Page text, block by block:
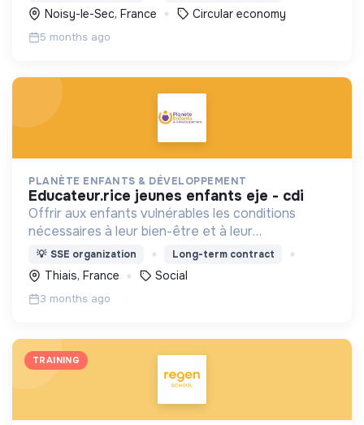
Noisy-le-Sec, France Circular economy
5 months ago
PLANÈTE ENFANTS & DÉVELOPPEMENT
educateur.rice jeunes enfants eje - cdi
Offrir aux enfants vulnérables les conditions
nécessaires à leur bien-être et à leur
épanouissement, en travaillant avec les acteurs
locaux et les familles.
💡 SSE organization Long-term contract
Thiais, France Social
3 months ago
TRAINING